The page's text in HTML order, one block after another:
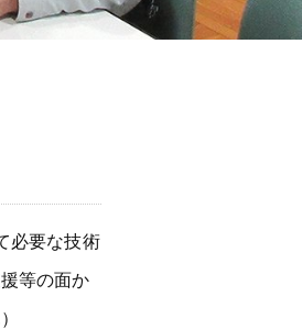
必要な技術
等の面か